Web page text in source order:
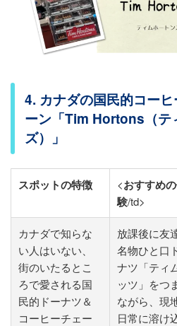
4. カナダの国民的コー
ーン「Tim Hortons（テ
ズ）」
スポットの特徴 <おすすめ
験/td>
カナダで知らな
い人はいない、
街のいたるとこ
ろで愛される国
民的ドーナツ＆
コーヒーチェー
放課後に友
名物ひと口
ナツ「ティ
ッツ」をつ
ながら、現
日常に溶け